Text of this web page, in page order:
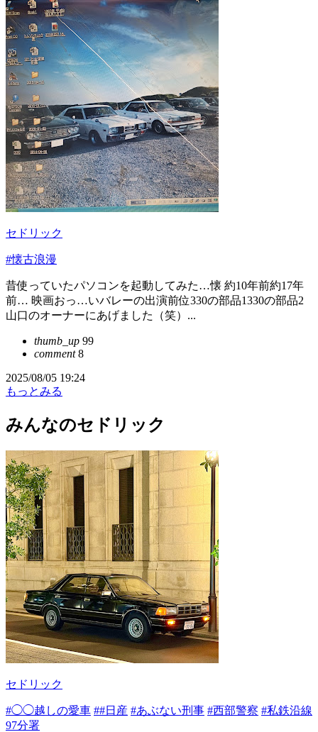
セドリック
#懐古浪漫
昔使っていたパソコンを起動してみた…懐 約10年前約17年
前… 映画おっ…いバレーの出演前位330の部品1330の部品2
山口のオーナーにあげました（笑）...
thumb_up 99
comment8
2025/08/05 19:24
もっとみる
みんなのセドリック
セドリック
#◯◯越しの愛車 ##日産 #あぶない刑事 #西部警察 #私鉄沿線
97分署